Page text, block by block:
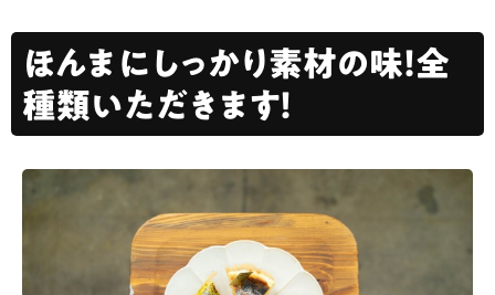
ほんまにしっかり素材の味！全
種類いただきます！